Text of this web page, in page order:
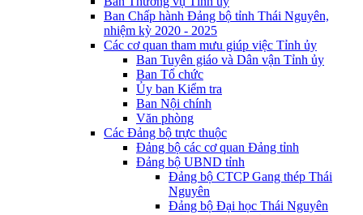
Ban Chấp hành Đảng bộ tỉnh Thái Nguyên,
nhiệm kỳ 2020 - 2025
Các cơ quan tham mưu giúp việc Tỉnh ủy
Ban Tuyên giáo và Dân vận Tỉnh ủy
Ban Tổ chức
Ủy ban Kiểm tra
Ban Nội chính
Văn phòng
Các Đảng bộ trực thuộc
Đảng bộ các cơ quan Đảng tỉnh
Đảng bộ UBND tỉnh
Đảng bộ CTCP Gang thép Thái
Nguyên
Đảng bộ Đại học Thái Nguyên